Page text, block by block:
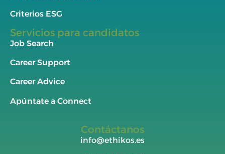
Criterios ESG
Servicios para candidatos
Job Search
Career Support
Career Advice
Apúntate a Connect
Contáctanos
info@ethikos.es